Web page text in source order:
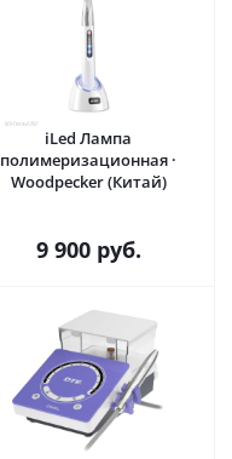
iLed Лампа
полимеризационная ·
Woodpecker (Китай)
9 900руб.